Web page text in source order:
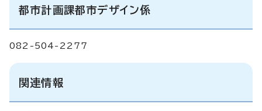
都市計画課都市デザイン係
082-504-2277
関連情報